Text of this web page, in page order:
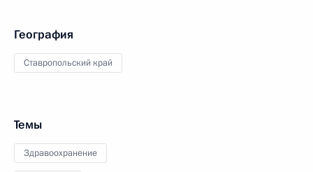
География
Ставропольский край
Темы
Здравоохранение